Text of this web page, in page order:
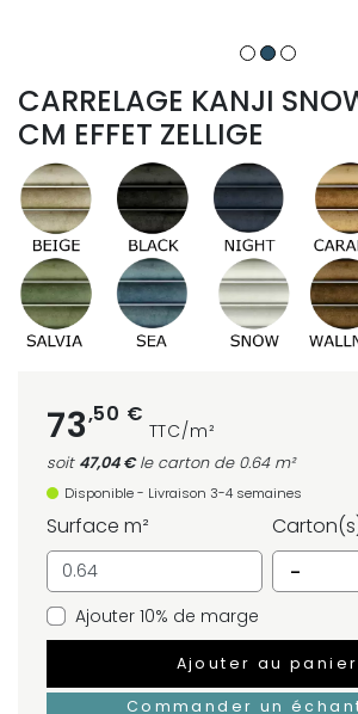
CARRELAGE KANJI
CM EFFET ZELLIGE
73,50 €
TTC/m²
soit 47,04 €le carton de 0.64 m²
Disponible - Livraison 3-4 semaines
Surface m²
-
Ajouter 10% de marge
Ajouter au panier
Commander un